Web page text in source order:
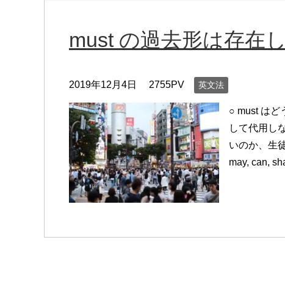
must の過去形は存在
2019年12月4日 2755PV 英文法
○ must はど
して代用し
いのか、生
may, can,